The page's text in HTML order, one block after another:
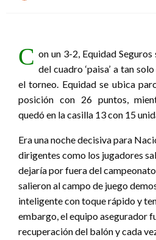
C on un 3-2, Equidad
del cuadro ‘paisa’ a tan
el torneo. Equidad se ubica
posición con 26 puntos,
quedó en la casilla 13 con 15
Era una noche decisiva para
dirigentes como los jugadores
dejaría por fuera del
salieron al campo de juego
inteligente con toque rápido y
embargo, el equipo asegurador
recuperación del balón y cada